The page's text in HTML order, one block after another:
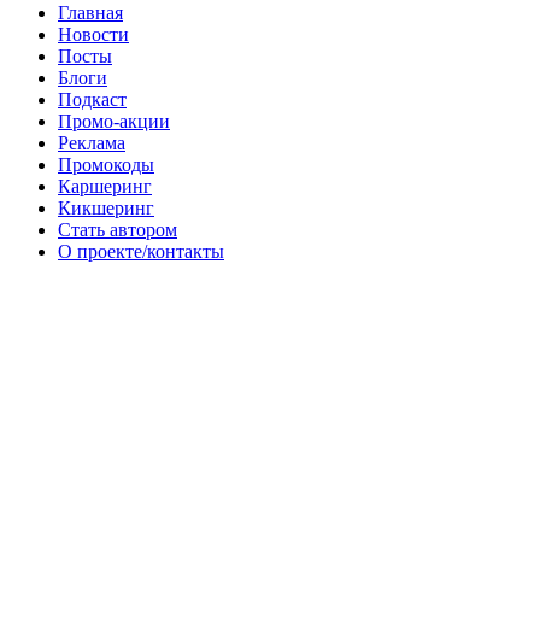
Главная
Новости
Посты
Блоги
Подкаст
Промо-акции
Реклама
Промокоды
Каршеринг
Кикшеринг
Стать автором
О проекте/контакты